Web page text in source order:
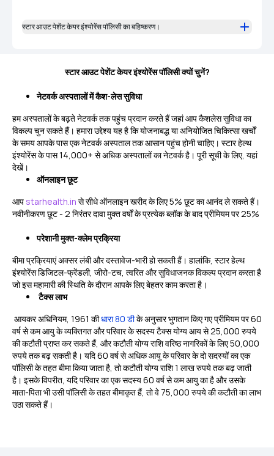
स्टार आउट पेशेंट केयर इंश्योरेंस पॉलिसी का बहिष्करण।
स्टार आउट पेशेंट केयर इंश्योरेंस पॉलिसी क्यों चुनें?
नेटवर्क अस्पतालों में कैश-लेस सुविधा
हम अस्पतालों के बढ़ते नेटवर्क तक पहुंच प्रदान करते हैं जहां आप कैशलेस सुविधा का
विकल्प चुन सकते हैं। हमारा उद्देश्य यह है कि योजनाबद्ध या अनियोजित चिकित्सा खर्चों
के समय आपके पास एक नेटवर्क अस्पताल तक आसान पहुंच होनी चाहिए। स्टार हेल्थ
इंश्योरेंस के पास 14,000+ से अधिक अस्पतालों का नेटवर्क है। पूरी सूची के लिए, यहां
देखें।
ऑनलाइन छूट
आप starhealth.in से सीधे ऑनलाइन खरीद के लिए 5% छूट का आनंद ले सकते हैं।
नवीनीकरण छूट - 2 निरंतर दावा मुक्त वर्षों के प्रत्येक ब्लॉक के बाद प्रीमियम पर 25%
परेशानी मुक्त-क्लेम प्रक्रिया
बीमा प्रक्रियाएं अक्सर लंबी और दस्तावेज-भारी हो सकती हैं। हालांकि, स्टार हेल्थ
इंश्योरेंस डिजिटल-फ्रेंडली, जीरो-टच, त्वरित और सुविधाजनक विकल्प प्रदान करता है
जो इस महामारी की स्थिति के दौरान आपके लिए बेहतर काम करता है।
टैक्स लाभ
आयकर अधिनियम, 1961 कीधारा 80 डीके अनुसार भुगतान किए गए प्रीमियम पर 60
वर्ष से कम आयु के व्यक्तिगत और परिवार के सदस्य टैक्स योग्य आय से 25,000 रुपये
की कटौती प्राप्त कर सकते हैं, और कटौती योग्य राशि वरिष्ठ नागरिकों के लिए 50,000
रुपये तक बढ़ सकती है। यदि 60 वर्ष से अधिक आयु के परिवार के दो सदस्यों का एक
पॉलिसी के तहत बीमा किया जाता है, तो कटौती योग्य राशि 1 लाख रुपये तक बढ़ जाती
है। इसके विपरीत, यदि परिवार का एक सदस्य 60 वर्ष से कम आयु का है और उसके
माता-पिता भी उसी पॉलिसी के तहत बीमाकृत हैं, तो वे 75,000 रुपये की कटौती का लाभ
उठा सकते हैं।